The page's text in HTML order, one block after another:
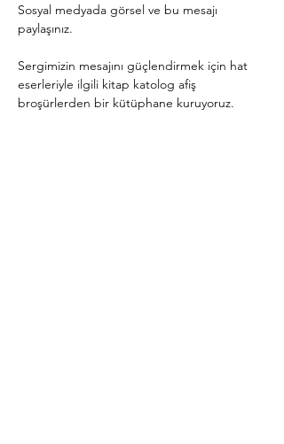
Sosyal medyada görsel ve bu mesajı
paylaşınız.
Sergimizin mesajını güçlendirmek için hat
eserleriyle ilgili kitap katolog afiş
broşürlerden bir kütüphane kuruyoruz.